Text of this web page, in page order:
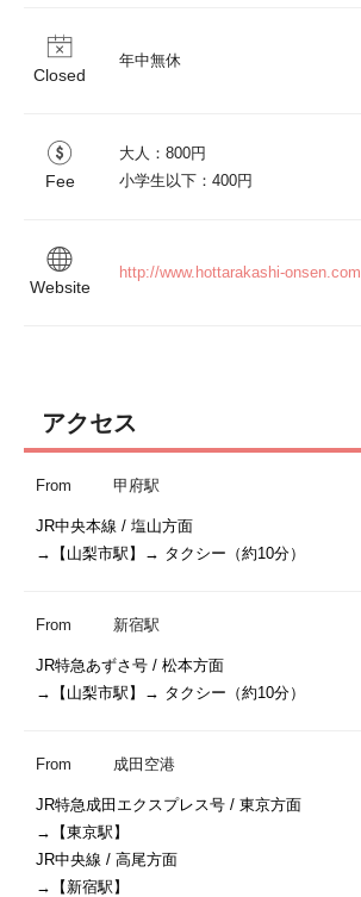
Closed
年中無休
Fee
大人：800円
小学生以下：400円
Website
http://www.hottarakashi-onsen.com
アクセス
From 甲府駅
JR中央本線 / 塩山方面
→【山梨市駅】→ タクシー（約10分）
From 新宿駅
JR特急あずさ号 / 松本方面
→【山梨市駅】→ タクシー（約10分）
From 成田空港
JR特急成田エクスプレス号 / 東京方面
→【東京駅】
JR中央線 / 高尾方面
→【新宿駅】